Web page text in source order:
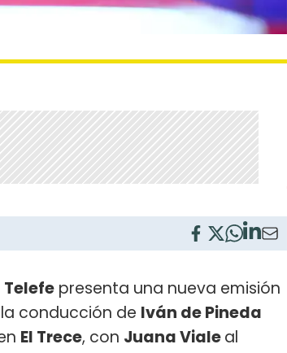
Telefe presenta una nueva emisión
conducción de Iván de Pineda
El Trece, con Juana Vialeal